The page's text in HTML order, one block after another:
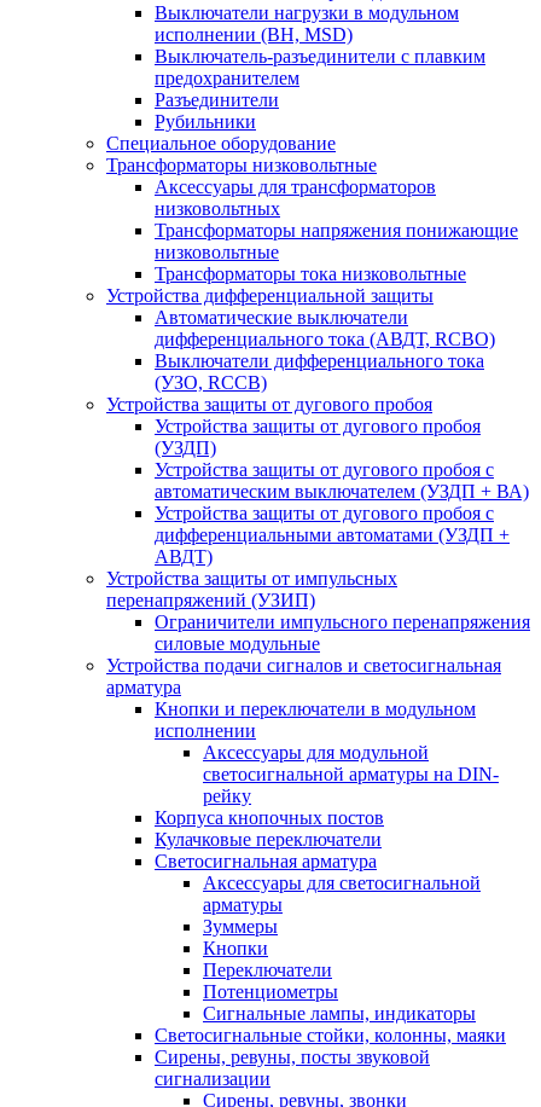
Выключатели нагрузки в модульном
исполнении (ВН, MSD)
Выключатель-разъединители с плавким
предохранителем
Разъединители
Рубильники
Специальное оборудование
Трансформаторы низковольтные
Аксессуары для трансформаторов
низковольтных
Трансформаторы напряжения понижающие
низковольтные
Трансформаторы тока низковольтные
Устройства дифференциальной защиты
Автоматические выключатели
дифференциального тока (АВДТ, RCBO)
Выключатели дифференциального тока
(УЗО, RCCB)
Устройства защиты от дугового пробоя
Устройства защиты от дугового пробоя
(УЗДП)
Устройства защиты от дугового пробоя с
автоматическим выключателем (УЗДП + ВА)
Устройства защиты от дугового пробоя с
дифференциальными автоматами (УЗДП +
АВДТ)
Устройства защиты от импульсных
перенапряжений (УЗИП)
Ограничители импульсного перенапряжения
силовые модульные
Устройства подачи сигналов и светосигнальная
арматура
Кнопки и переключатели в модульном
исполнении
Аксессуары для модульной
светосигнальной арматуры на DIN-
рейку
Корпуса кнопочных постов
Кулачковые переключатели
Светосигнальная арматура
Аксессуары для светосигнальной
арматуры
Зуммеры
Кнопки
Переключатели
Потенциометры
Сигнальные лампы, индикаторы
Светосигнальные стойки, колонны, маяки
Сирены, ревуны, посты звуковой
сигнализации
Сирены, ревуны, звонки